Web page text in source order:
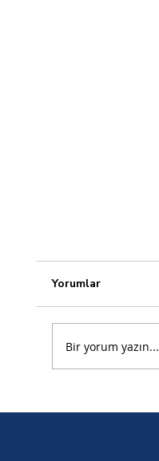
Yorumlar
Bir yorum yazın...